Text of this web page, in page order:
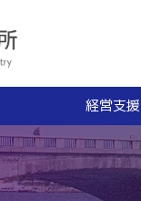
経営支援
事業承継・
事業承継支援